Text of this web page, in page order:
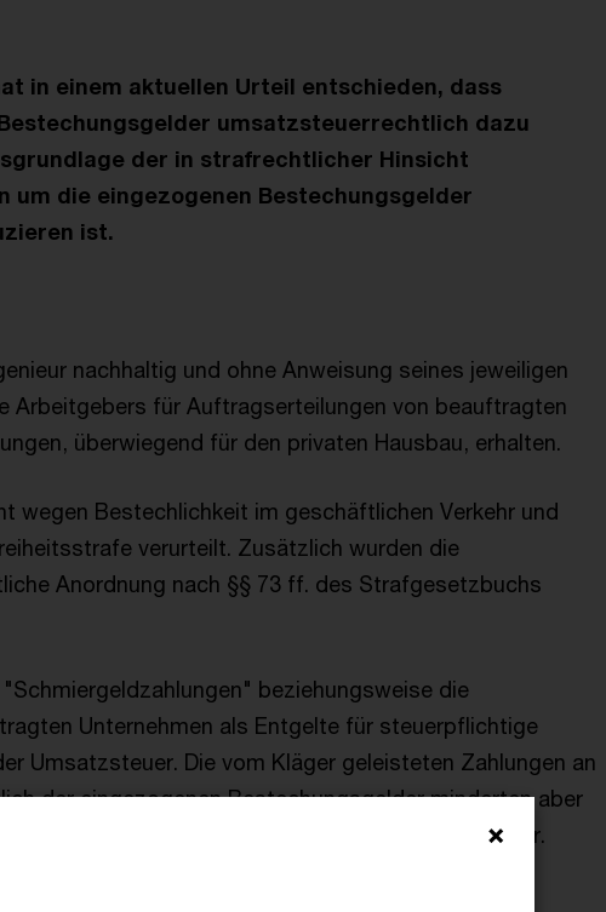
in einem aktuellen Urteil entschieden, dass
umsatzsteuerrechtlich dazu
der in strafrechtlicher Hinsicht
um die eingezogenen Bestechungsgelder
ist.
nachhaltig und ohne Anweisung seines jeweiligen
Arbeitgebers für Auftragserteilungen von beauftragten
überwiegend für den privaten Hausbau, erhalten.
wegen Bestechlichkeit im geschäftlichen Verkehr und
verurteilt. Zusätzlich wurden die
Anordnung nach §§ 73 ff. des Strafgesetzbuchs
beziehungsweise die
Unternehmen als Entgelte für steuerpflichtige
Umsatzsteuer. Die vom Kläger geleisteten Zahlungen an
der eingezogenen Bestechungsgelder minderten aber
die Bemessungsgrundlage für die Umsatzsteuer.